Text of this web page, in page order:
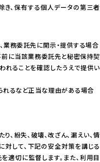
、保有する個人データの第三者
業務委託先に開示・提供する場合
前に当該業務委託先と秘密保持契
れることを確認したうえで提供い
れるなど正当な理由がある場合
、紛失、破壊、改ざん、漏えい、情
して、下記の安全対策を講じる
適切に監督します。また、利用目